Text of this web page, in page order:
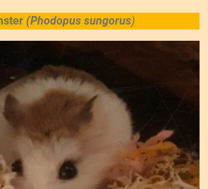
(Phodopus sungorus)